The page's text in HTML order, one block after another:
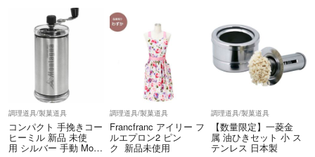
調理道具/製菓道具
コンパクト 手挽きコー
ヒーミル 新品 未使
用 シルバー 手動 Mont
調理道具/製菓道具
Francfranc アイリー フ
ルエプロン2 ピン
ク 新品未使用
調理道具/製菓道具
【数量限定】一菱金
属 油ひきセット 小 ス
テンレス 日本製